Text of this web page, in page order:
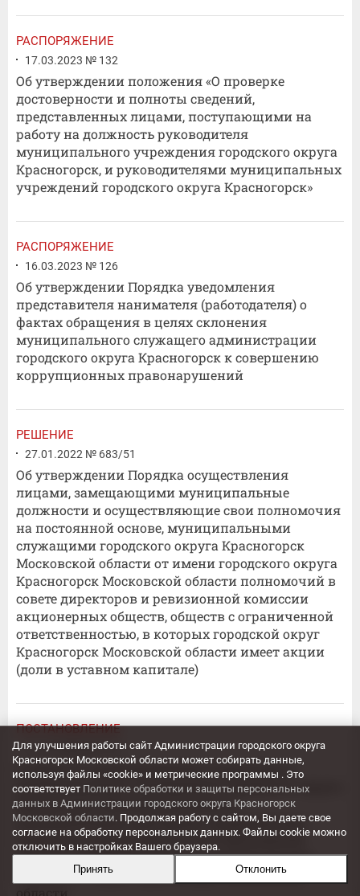
РАСПОРЯЖЕНИЕ
17.03.2023 № 132
Об утверждении положения «О проверке
достоверности и полноты сведений,
представленных лицами, поступающими на
работу на должность руководителя
муниципального учреждения городского округа
Красногорск, и руководителями муниципальных
учреждений городского округа Красногорск»
РАСПОРЯЖЕНИЕ
16.03.2023 № 126
Об утверждении Порядка уведомления
представителя нанимателя (работодателя) о
фактах обращения в целях склонения
муниципального служащего администрации
городского округа Красногорск к совершению
коррупционных правонарушений
РЕШЕНИЕ
27.01.2022 № 683/51
Об утверждении Порядка осуществления
лицами, замещающими муниципальные
должности и осуществляющие свои полномочия
на постоянной основе, муниципальными
служащими городского округа Красногорск
Московской области от имени городского округа
Красногорск Московской области полномочий в
совете директоров и ревизионной комиссии
акционерных обществ, обществ с ограниченной
ответственностью, в которых городской округ
Красногорск Московской области имеет акции
(доли в уставном капитале)
ПОСТАНОВЛЕНИЕ
11.01.2022 № 11/1
О мерах по предупреждению коррупции в
муниципальных учреждениях городского округа
Красногорск Московской области,
муниципальных унитарных предприятиях
городского округа Красногорск Московской
области, подведомственных администрации
городского округа Красногорск Московской
Для улучшения работы сайт Администрации городского округа
Красногорск Московской области может собирать данные,
используя файлы «cookie» и метрические программы . Это
соответствует Политике обработки и защиты персональных
данных в Администрации городского округа Красногорск
Московской области. Продолжая работу с сайтом, Вы даете свое
согласие на обработку персональных данных. Файлы cookie можно
отключить в настройках Вашего браузера.
Принять
Отклонить